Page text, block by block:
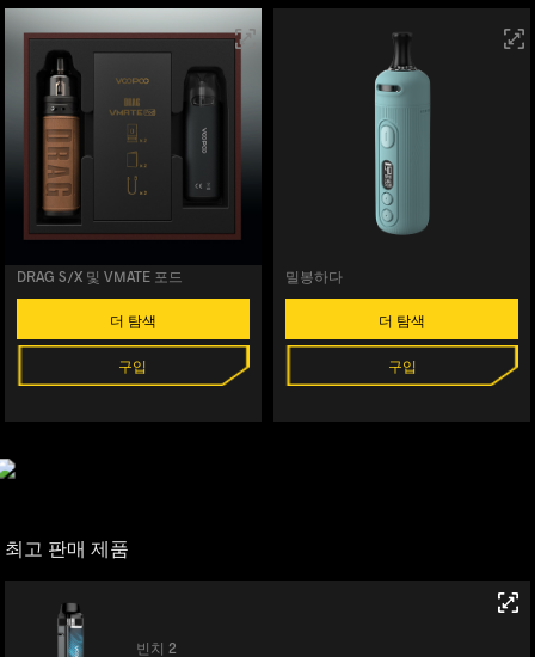
DRAG S/X 및 VMATE 포드
더 탐색
구입
밀봉하다
더 탐색
구입
최고 판매 제품
빈치 2